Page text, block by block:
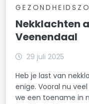
Nekklachten
Veenendaal
29 juli 2025
Heb je last van
enige. Vooral nu
we een toename in